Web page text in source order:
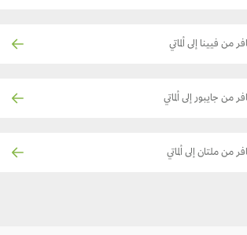
من فيينا إلى ألماتي
من جايبور إلى ألماتي
من ملتان إلى ألماتي